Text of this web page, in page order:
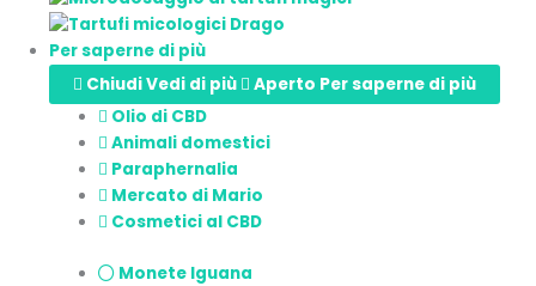
Per saperne di più
Chiudi Vedi di più
Aperto Per saperne di più
Olio di CBD
Animali domestici
Paraphernalia
Mercato di Mario
Cosmetici al CBD
Monete Iguana